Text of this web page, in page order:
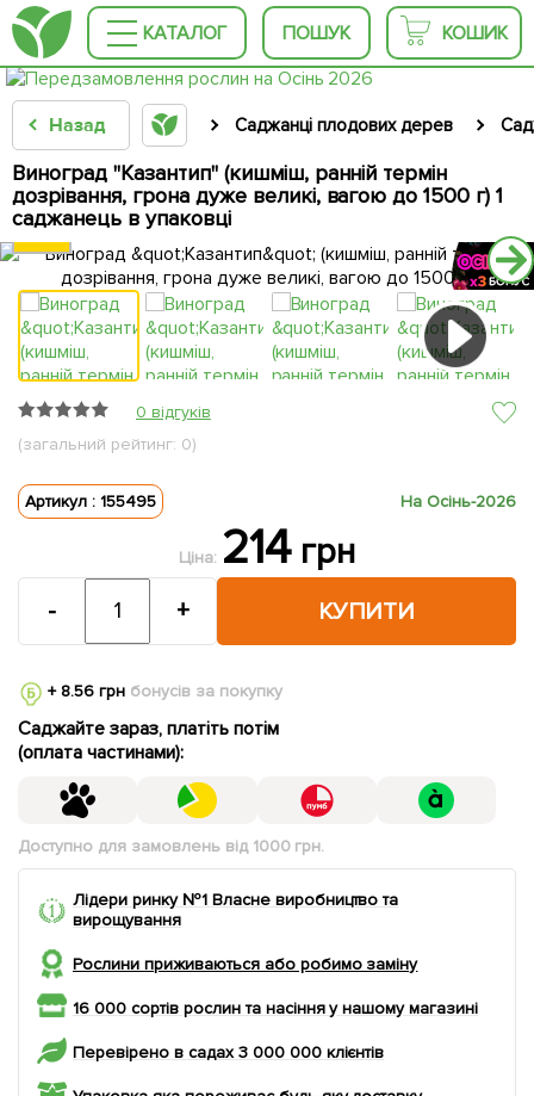
КАТАЛОГ ПОШУК КОШИК
Назад Саджанці плодових дерев
Виноград "Казантип" (кишміш, ранній термін
дозрівання, грона дуже великі, вагою до 1500 г) 1
саджанець в упаковці
0 відгуків
(загальний рейтинг: 0)
Артикул : 155495 На Осінь-2026
Ціна: 214грн
КУПИТИ
- +
+ 8.56 грнбонусів за покупку
Саджайте зараз, платіть потім
(оплата частинами):
Доступно для замовлень від 1000 грн.
Лідери ринку №1 Власне виробництво та
вирощування
Рослини приживаються або робимо заміну
16 000 сортів рослин та насіння у нашому магазині
Перевірено в садах 3 000 000 клієнтів